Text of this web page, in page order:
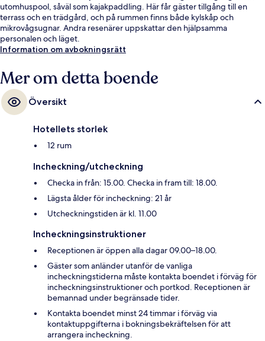
utomhuspool, såväl som kajakpaddling. Här får gäster tillgång till en
terrass och en trädgård, och på rummen finns både kylskåp och
mikrovågsugnar. Andra resenärer uppskattar den hjälpsamma
personalen och läget.
Information om avbokningsrätt
Mer om detta boende
Översikt
Hotellets storlek
12 rum
Incheckning/utcheckning
Checka in från: 15.00. Checka in fram till: 18.00.
Lägsta ålder för incheckning: 21 år
Utcheckningstiden är kl. 11.00
Incheckningsinstruktioner
Receptionen är öppen alla dagar 09.00–18.00.
Gäster som anländer utanför de vanliga
incheckningstiderna måste kontakta boendet i förväg för
incheckningsinstruktioner och portkod. Receptionen är
bemannad under begränsade tider.
Kontakta boendet minst 24 timmar i förväg via
kontaktuppgifterna i bokningsbekräftelsen för att
arrangera incheckning.